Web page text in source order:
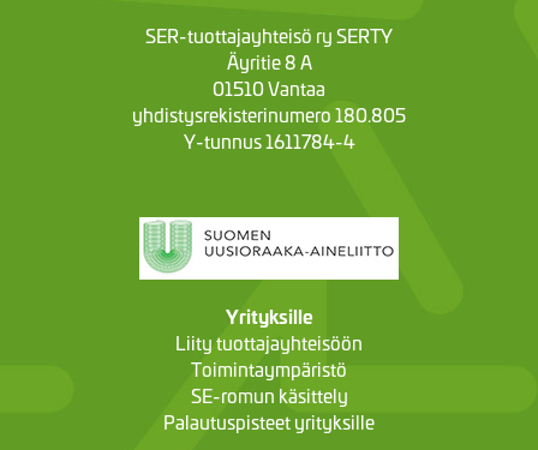
SER-tuottajayhteisö ry SERTY
Äyritie 8 A
01510 Vantaa
yhdistysrekisterinumero 180.805
Y-tunnus 1611784-4
Yrityksille
Liity tuottajayhteisöön
Toimintaympäristö
SE-romun käsittely
Palautuspisteet yrityksille